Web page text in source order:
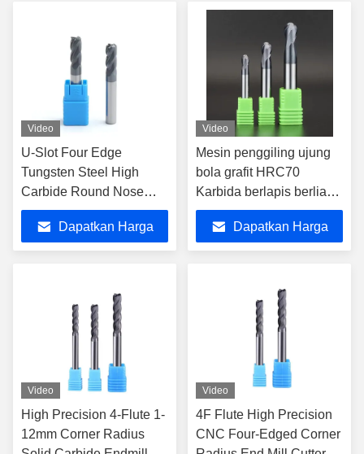
Video
U-Slot Four Edge
Tungsten Steel High
Carbide Round Nose
Milling Cutter Dynamic
High Efficiency Stainless
Steel khusus yang kasar
Dapatkan Harga
Video
Mesin penggiling ujung
bola grafit HRC70
Karbida berlapis berlian
profesional untuk
pengolahan mekanik
CNC
Dapatkan Harga
Video
High Precision 4-Flute 1-
12mm Corner Radius
Video
4F Flute High Precision
CNC Four-Edged Corner